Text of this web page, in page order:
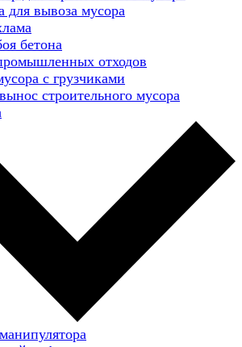
вывоза мусора
бетона
отходов
с грузчиками
строительного мусора